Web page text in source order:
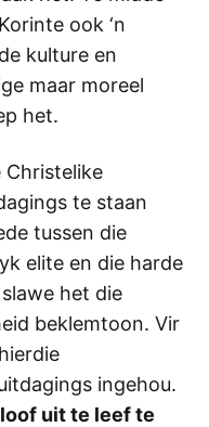
ook ‘n
kulture en
maar moreel
het.
Christelike
te staan
tussen die
elite en die harde
het die
beklemtoon. Vir
ingehou.
uit te leef te